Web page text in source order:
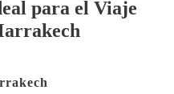
para el Viaje